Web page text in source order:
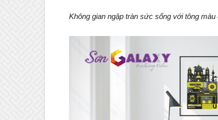
Không gian ngập tràn sức sống với tông